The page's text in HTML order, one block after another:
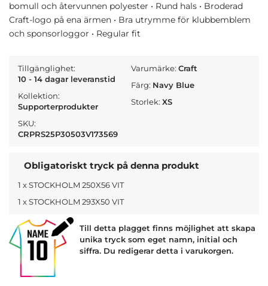
bomull och återvunnen polyester • Rund hals • Broderad
Craft-logo på ena ärmen • Bra utrymme för klubbemblem
och sponsorloggor • Regular fit
Tillgänglighet:
10 - 14 dagar leveranstid
Kollektion:
Supporterprodukter
SKU:
CRPRS25P30503V173569
Varumärke:Craft
Färg: Navy Blue
Storlek:XS
Obligatoriskt tryck på denna produkt
1 x STOCKHOLM 250X56 VIT
1 x STOCKHOLM 293X50 VIT
Till detta plagget finns möjlighet att skapa
unika tryck som eget namn, initial och
siffra. Du redigerar detta i varukorgen.